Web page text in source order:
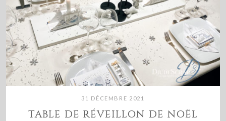
31 DÉCEMBRE 2021
TABLE DE RÉVEILLON DE NOËL